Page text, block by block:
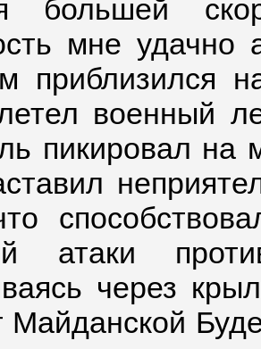
большей
мне удачно
приблизился
военный
пикировал на
атаки
через
Майданской